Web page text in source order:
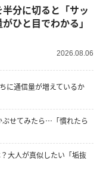
分に切ると「サッ
ひと目でわかる」
2026.08.06
に通信量が増えているか
ぶせてみたら…「慣れたら
大人が真似したい「垢抜